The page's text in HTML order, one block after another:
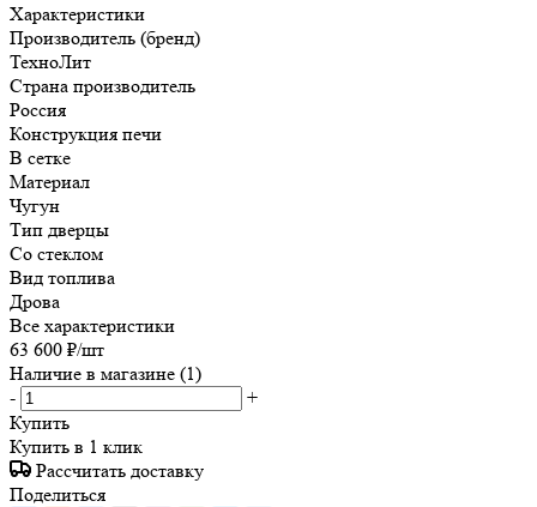
Характеристики
Производитель (бренд)
ТехноЛит
Страна производитель
Россия
Конструкция печи
В сетке
Материал
Чугун
Тип дверцы
Со стеклом
Вид топлива
Дрова
Все характеристики
63 600 ₽/шт
Наличие в магазине (1)
-
+
Купить
Купить в 1 клик
Рассчитать доставку
Поделиться